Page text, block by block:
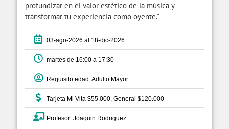
profundizar en el valor estético de la música y
transformar tu experiencia como oyente."
03-ago-2026 al 18-dic-2026
martes de 16:00 a 17:30
Requisito edad: Adulto Mayor
Tarjeta Mi Vita $55.000, General $120.000
Profesor: Joaquin Rodriguez